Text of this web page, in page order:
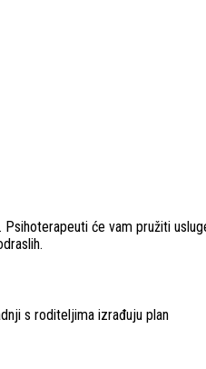
će vam pružiti
s roditeljima izrađuju plan